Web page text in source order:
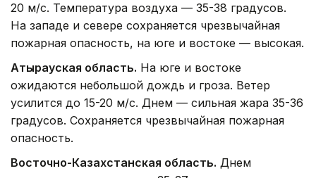
20 м/с. Температура воздуха — 35-38 градусов.
На западе и севере сохраняется чрезвычайная
пожарная опасность, на юге и востоке — высокая.
Атырауская область. На юге и востоке
ожидаются небольшой дождь и гроза. Ветер
усилится до 15-20 м/с. Днем — сильная жара 35-36
градусов. Сохраняется чрезвычайная пожарная
опасность.
Восточно-Казахстанская область. Днем